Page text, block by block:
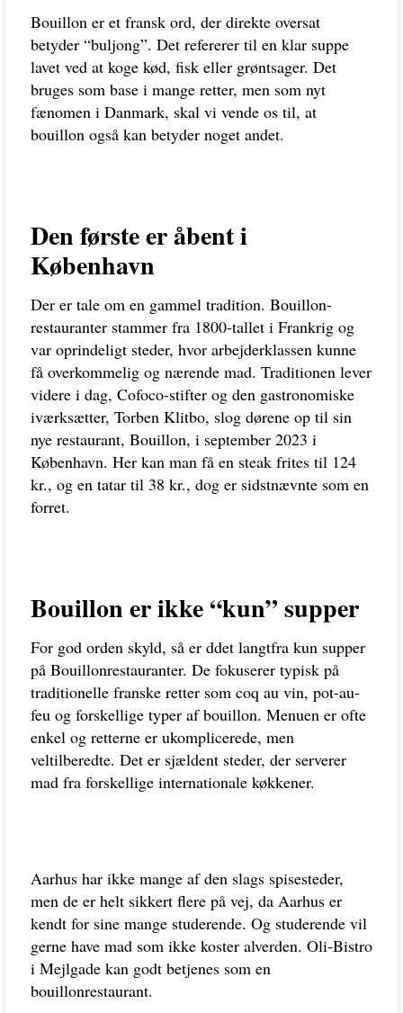
Bouillon er et fransk ord, der direkte oversat
betyder “buljong”. Det refererer til en klar suppe
lavet ved at koge kød, fisk eller grøntsager. Det
bruges som base i mange retter, men som nyt
fænomen i Danmark, skal vi vende os til, at
bouillon også kan betyder noget andet.
Den første er åbent i
København
Der er tale om en gammel tradition. Bouillon-
restauranter stammer fra 1800-tallet i Frankrig og
var oprindeligt steder, hvor arbejderklassen kunne
få overkommelig og nærende mad. Traditionen lever
videre i dag, Cofoco-stifter og den gastronomiske
iværksætter, Torben Klitbo, slog dørene op til sin
nye restaurant, Bouillon, i september 2023 i
København. Her kan man få en steak frites til 124
kr., og en tatar til 38 kr., dog er sidstnævnte som en
forret.
Bouillon er ikke “kun” supper
For god orden skyld, så er ddet langtfra kun supper
på Bouillonrestauranter. De fokuserer typisk på
traditionelle franske retter som coq au vin, pot-au-
feu og forskellige typer af bouillon. Menuen er ofte
enkel og retterne er ukomplicerede, men
veltilberedte. Det er sjældent steder, der serverer
mad fra forskellige internationale køkkener.
Aarhus har ikke mange af den slags spisesteder,
men de er helt sikkert flere på vej, da Aarhus er
kendt for sine mange studerende. Og studerende vil
gerne have mad som ikke koster alverden. Oli-Bistro
i Mejlgade kan godt betjenes som en
bouillonrestaurant.